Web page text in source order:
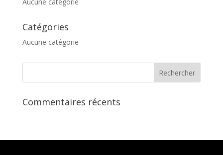
Aucune catégorie
Catégories
Aucune catégorie
Commentaires récents